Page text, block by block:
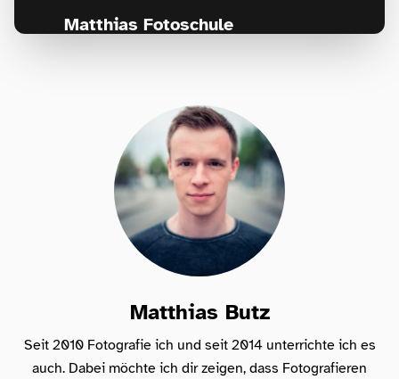
Matthias Fotoschule
Matthias Butz
Seit 2010 Fotografie ich und seit 2014 unterrichte ich es
auch. Dabei möchte ich dir zeigen, dass Fotografieren